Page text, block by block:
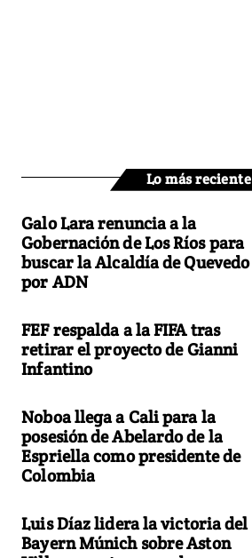
Lo más reciente
Galo Lara renuncia a la
Gobernación de Los Ríos para
buscar la Alcaldía de Quevedo
por ADN
FEF respalda a la FIFA tras
retirar el proyecto de Gianni
Infantino
Noboa llega a Cali para la
posesión de Abelardo de la
Espriella como presidente de
Colombia
Luis Díaz lidera la victoria del
Bayern Múnich sobre Aston